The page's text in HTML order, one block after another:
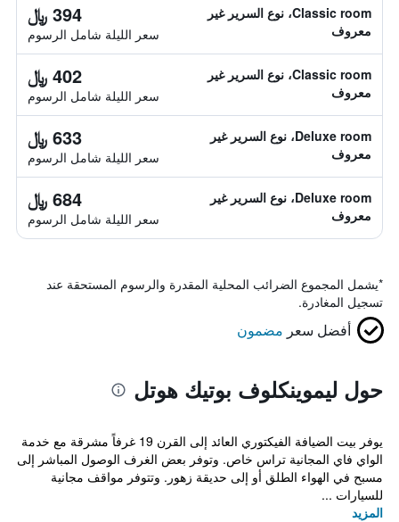
Classic room، نوع السرير غير
معروف
394 ﷼
سعر الليلة شامل الرسوم
Classic room، نوع السرير غير
معروف
402 ﷼
سعر الليلة شامل الرسوم
Deluxe room، نوع السرير غير
معروف
633 ﷼
سعر الليلة شامل الرسوم
Deluxe room، نوع السرير غير
معروف
684 ﷼
سعر الليلة شامل الرسوم
*يشمل المجموع الضرائب المحلية المقدرة والرسوم المستحقة عند
تسجيل المغادرة.
أفضل سعر مضمون
حول ليموينكلوف بوتيك هوتل
يوفر بيت الضيافة الفيكتوري العائد إلى القرن 19 غرفاً مشرقة مع خدمة
الواي فاي المجانية تراس خاص. وتوفر بعض الغرف الوصول المباشر إلى
مسبح في الهواء الطلق أو إلى حديقة زهور. وتتوفر مواقف مجانية
للسيارات ...
المزيد